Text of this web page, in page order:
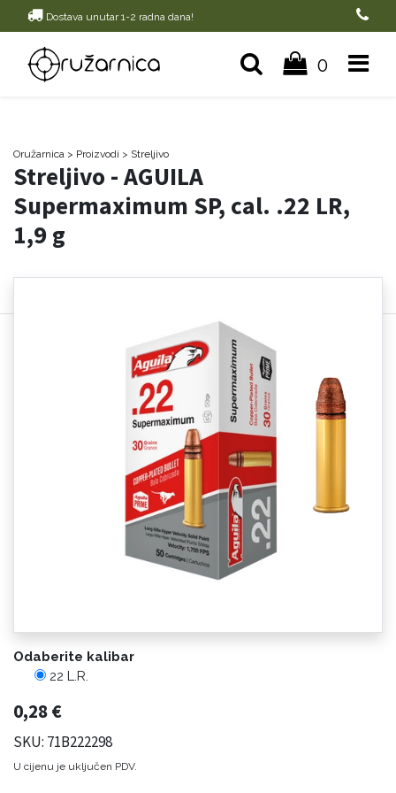
Dostava unutar 1-2 radna dana!
0
Oružarnica > Proizvodi > Streljivo
Streljivo - AGUILA
Supermaximum SP, cal. .22 LR,
1,9 g
Odaberite kalibar
22 L.R.
0,28€
SKU: 71B222298
U cijenu je uključen PDV.